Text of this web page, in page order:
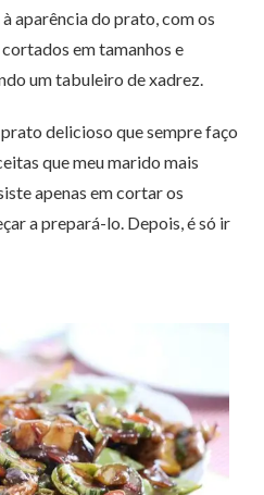
aparência do prato, com os
em tamanhos e
um tabuleiro de xadrez.
prato delicioso que sempre faço
que meu marido mais
apenas em cortar os
a prepará-lo. Depois, é só ir